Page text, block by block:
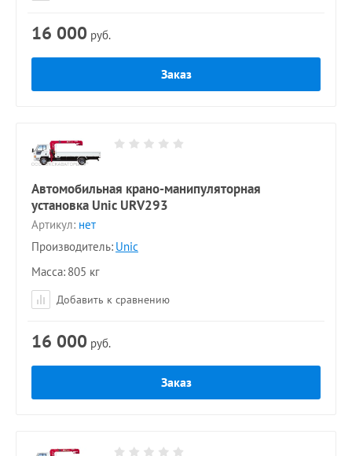
16 000 руб.
Заказ
Автомобильная крано-манипуляторная
установка Unic URV293
Артикул: нет
Производитель: Unic
Масса 805 кг
Добавить к сравнению
16 000 руб.
Заказ